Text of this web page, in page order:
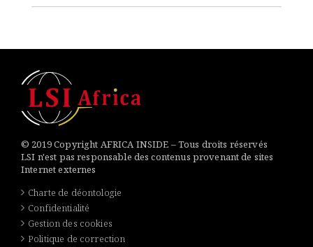
© 2019 Copyright AFRICA INSIDE – Tous droits réservés
LSI n'est pas responsable des contenus provenant de sites
Internet externes
Charte de déontologie
Confidentialité
Gestion des cookies
Politique de correction